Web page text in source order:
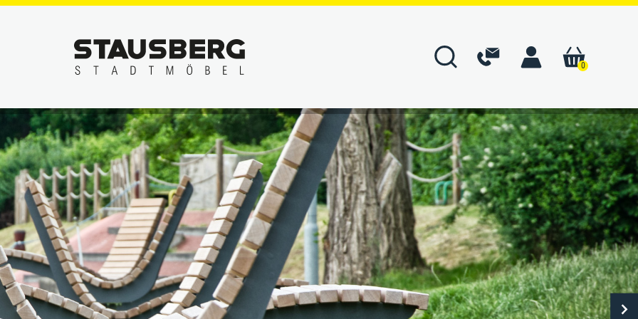
0
Fahrradständer
Hundekotentsorgung
Individuelle Sonderlösungen
Lehnhilfe-Stehsitz
Liegen
Seil-, Netz- & Kletteranlagen
Sitzgruppen
Spielanlagen
Sport- & Fitnessanlagen
Tische
SERVICE
Das STAUSBERG-Versprechen
Beratung
Materialien
Einbau & Montage
Pflege & Wartung
ÜBER UNS
Unternehmen
Geschichte
Manufaktur
Unsere Marken
Unsere Werte